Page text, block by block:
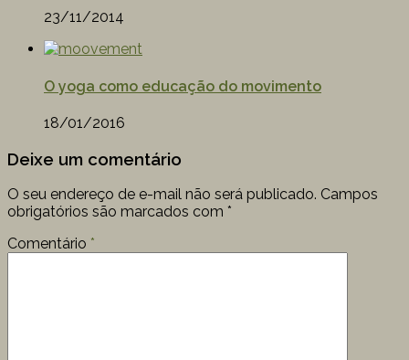
23/11/2014
O yoga como educação do movimento
18/01/2016
Deixe um comentário
O seu endereço de e-mail não será publicado. Campos
obrigatórios são marcados com *
Comentário *